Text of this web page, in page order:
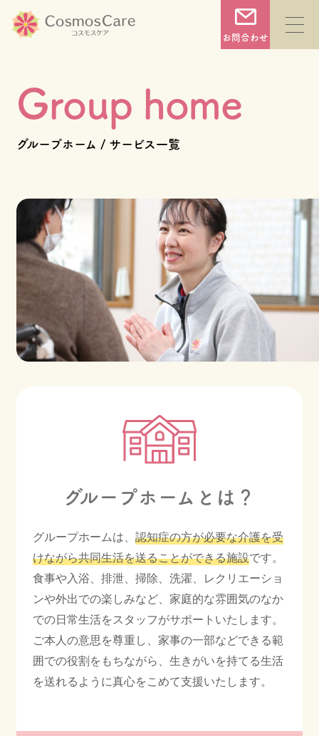
お問合わせ
サービス一覧
施設一覧
お知らせ ブログ
022-347-3811
月〜金 8:30〜17:30
ご相談・お問合わせ
Group home
グループホーム / サービス一覧
グループホームとは？
グループホームは、 認知症の方が必要な介護を受
けながら共同生活を送ることができる施設です。
食事や入浴、排泄、掃除、洗濯、レクリエーショ
ンや外出での楽しみなど、家庭的な雰囲気のなか
での日常生活をスタッフがサポートいたします。
ご本人の意思を尊重し、家事の一部などできる範
囲での役割をもちながら、生きがいを持てる生活
を送れるように真心をこめて支援いたします。